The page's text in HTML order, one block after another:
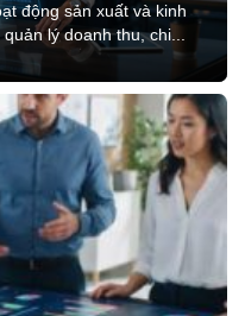
động sản xuất và kinh
lý doanh thu, chi...